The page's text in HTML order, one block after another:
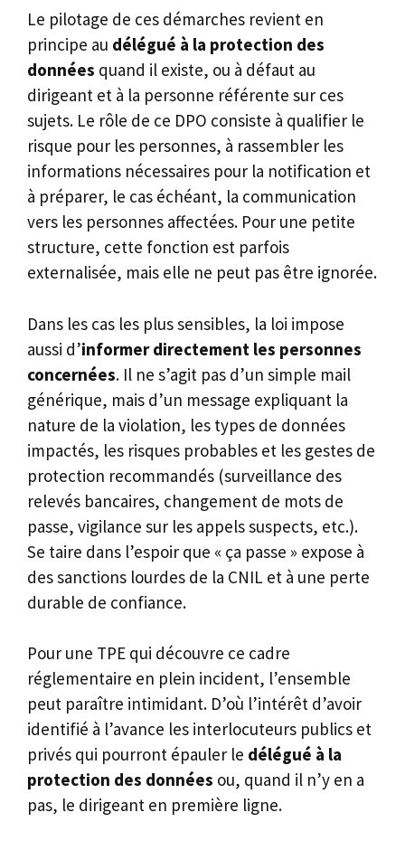
Le pilotage de ces démarches revient en
principe au délégué à la protection des
données quand il existe, ou à défaut au
dirigeant et à la personne référente sur ces
sujets. Le rôle de ce DPO consiste à qualifier le
risque pour les personnes, à rassembler les
informations nécessaires pour la notification et
à préparer, le cas échéant, la communication
vers les personnes affectées. Pour une petite
structure, cette fonction est parfois
externalisée, mais elle ne peut pas être ignorée.
Dans les cas les plus sensibles, la loi impose
aussi d’informer directement les personnes
concernées. Il ne s’agit pas d’un simple mail
générique, mais d’un message expliquant la
nature de la violation, les types de données
impactés, les risques probables et les gestes de
protection recommandés (surveillance des
relevés bancaires, changement de mots de
passe, vigilance sur les appels suspects, etc.).
Se taire dans l’espoir que « ça passe » expose à
des sanctions lourdes de la CNIL et à une perte
durable de confiance.
Pour une TPE qui découvre ce cadre
réglementaire en plein incident, l’ensemble
peut paraître intimidant. D’où l’intérêt d’avoir
identifié à l’avance les interlocuteurs publics et
privés qui pourront épauler le délégué à la
protection des données ou, quand il n’y en a
pas, le dirigeant en première ligne.